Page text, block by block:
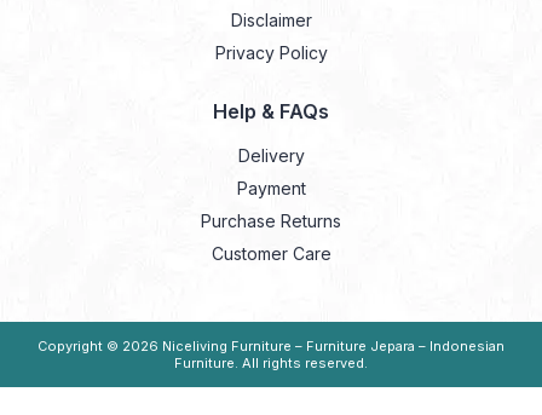
Disclaimer
Privacy Policy
Help & FAQs
Delivery
Payment
Purchase Returns
Customer Care
Copyright © 2026 Niceliving Furniture – Furniture Jepara – Indonesian
Furniture. All rights reserved.